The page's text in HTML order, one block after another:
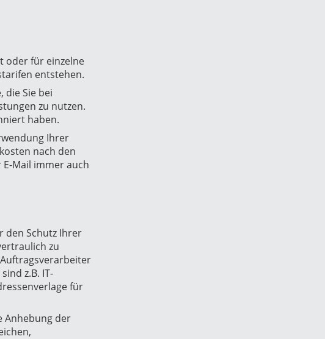
oder für einzelne
entstehen.
die Sie bei
zu nutzen.
haben.
Ihrer
nach den
Mail immer auch
den Schutz Ihrer
zu
z.B. IT-
für
Anhebung der